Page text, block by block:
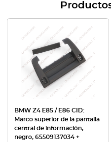
BMW Z4 E85 / E86 CID:
Marco superior de la pantalla
central de información,
negro, 65509137034 +